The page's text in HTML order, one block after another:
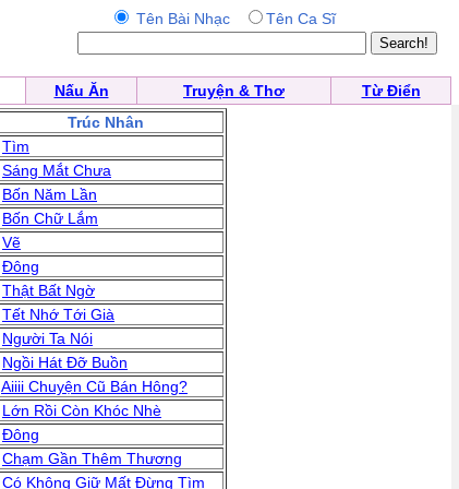
Tên Bài Nhạc Tên Ca Sĩ
Nấu Ăn Truyện & Thơ
Từ Điển
Trúc Nhân
Tìm
Sáng Mắt Chưa
Bốn Năm Lần
Bốn Chữ Lắm
Vẽ
Đông
Thật Bất Ngờ
Tết Nhớ Tới Già
Người Ta Nói
Ngồi Hát Đỡ Buồn
Aiiii Chuyện Cũ Bán Hông?
Lớn Rồi Còn Khóc Nhè
Đông
Chạm Gần Thêm Thương
Có Không Giữ Mất Đừng Tìm